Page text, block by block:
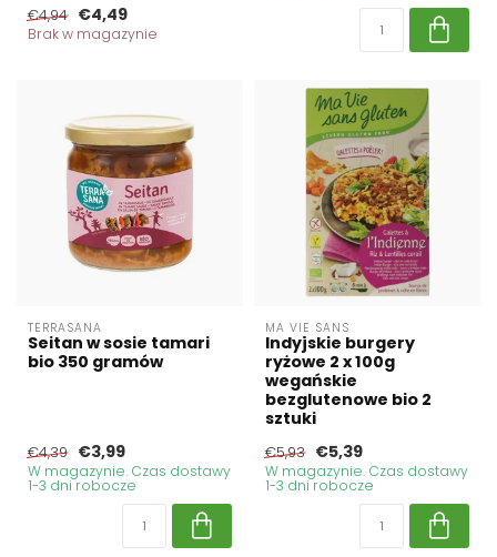
€4,94 €4,49
Brak w magazynie
TERRASANA
Seitan w sosie tamari
bio 350 gramów
€4,39 €3,99
W magazynie. Czas dostawy
1-3 dni robocze
MA VIE SANS
Indyjskie burgery
ryżowe 2 x 100g
wegańskie
bezglutenowe bio 2
sztuki
€5,93 €5,39
W magazynie. Czas dostawy
1-3 dni robocze